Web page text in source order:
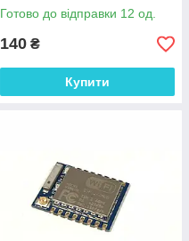
Готово до відправки 12 од.
140 ₴
Купити